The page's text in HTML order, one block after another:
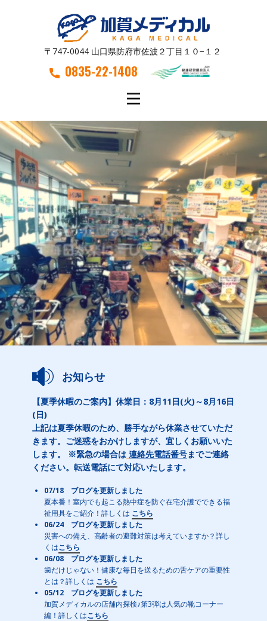
〒747-0044 山口県防府市佐波２丁目１０−１２
0835-22-1408
お知らせ
【夏季休暇のご案内】休業日：8月11日(火)～8月16日
(日)
上記は夏季休暇のため、勝手ながら休業させていただ
きます。ご迷惑をおかけしますが、宜しくお願いいた
します。 ※緊急の場合は 連絡先電話番号までご連絡
ください。転送電話にて対応いたします。
07/18 ブログを更新しました
夏本番！室内でも起こる熱中症を防ぐ在宅介護でできる福
祉用具をご紹介！詳しくは こちら
06/24 ブログを更新しました
災害への備え、高齢者の避難対策は考えていますか？詳し
くはこちら
06/08 ブログを更新しました
歯だけじゃない！健康な毎日を送るための舌ケアの重要性
とは？詳しくは こちら
05/12 ブログを更新しました
加賀メディカルの店舗内探検♪第3弾は人気の靴コーナー
編！詳しくはこちら